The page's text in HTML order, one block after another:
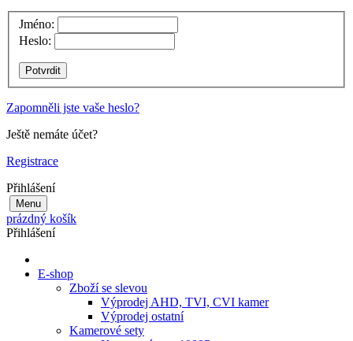
Jméno:
Heslo:
Zapomněli jste vaše heslo?
Ještě nemáte účet?
Registrace
Přihlášení
Menu
prázdný košík
Přihlášení
E-shop
Zboží se slevou
Výprodej AHD, TVI, CVI kamer
Výprodej ostatní
Kamerové sety